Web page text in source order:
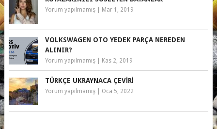
Yorum yapılmamış| Mar 1, 2019
VOLKSWAGEN OTO YEDEK PARÇA NEREDEN
ALINIR?
Yorum yapılmamış| Kas 2, 2019
TÜRKÇE UKRAYNACA ÇEVIRI
Yorum yapılmamış| Oca 5, 2022